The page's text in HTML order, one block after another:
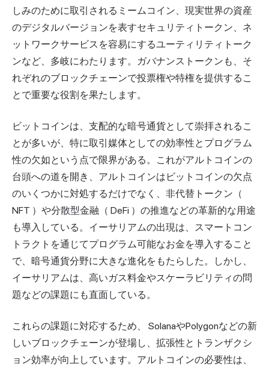
しみのために取引されるミームコイン、現実世界の資産
のデジタルバージョンを表すセキュリティトークン、ネ
ットワークサービスを容易にするユーティリティトーク
ンなど、多岐にわたります。ガバナンストークンも、そ
れぞれのブロックチェーンで投票権や特権を提供するこ
とで重要な役割を果たします。
ビットコインは、支配的な暗号通貨として崇拝されるこ
とが多いが、特に取引媒体としての効率性とプログラム
性の欠如という点で限界がある。これがアルトコインの
台頭への道を開き、アルトコインはビットコインの欠点
のいくつかに対処するだけでなく、非代替トークン（
NFT ）や分散型金融（ DeFi ）の推進などの革新的な用途
も導入している。イーサリアムの出現は、スマートコン
トラクトを通じてプログラム可能なお金を導入すること
で、暗号通貨分野に大きな進化をもたらした。しかし、
イーサリアムは、高いガス料金やスケーラビリティの問
題などの課題にも直面している。
これらの課題に対応するため、 SolanaやPolygonなどの新
しいブロックチェーンが登場し、拡張性とトランザクシ
ョン効率が向上しています。アルトコインの必要性は、